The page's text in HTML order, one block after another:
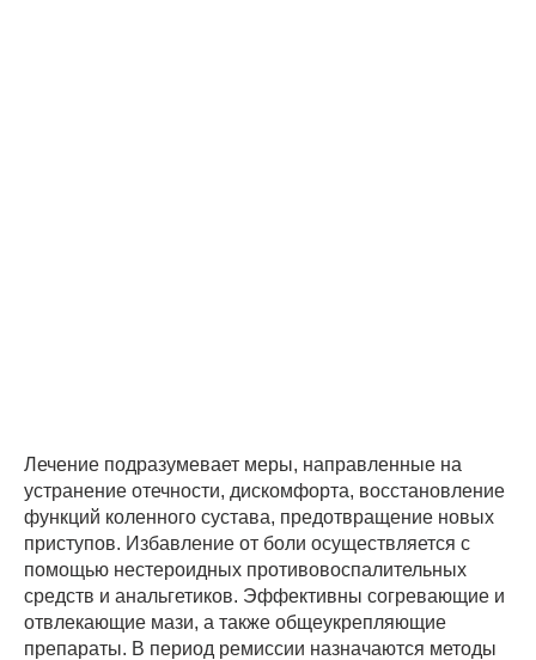
Лечение подразумевает меры, направленные на
устранение отечности, дискомфорта, восстановление
функций коленного сустава, предотвращение новых
приступов. Избавление от боли осуществляется с
помощью нестероидных противовоспалительных
средств и анальгетиков. Эффективны согревающие и
отвлекающие мази, а также общеукрепляющие
препараты. В период ремиссии назначаются методы